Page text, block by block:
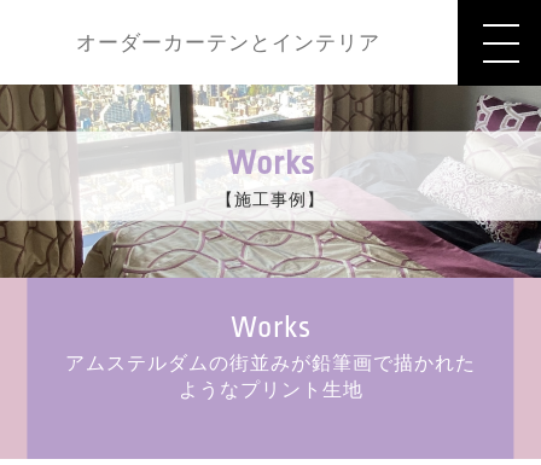
オーダーカーテンとインテリア
Works
【施工事例】
Works
アムステルダムの街並みが鉛筆画で描かれた
ようなプリント生地